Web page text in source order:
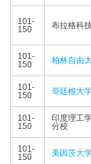
101-
150
布拉格科
101-
150
柏林自由
101-
150
哥廷根大
101-
150
印度理工
分校
101-
150
美因茨大